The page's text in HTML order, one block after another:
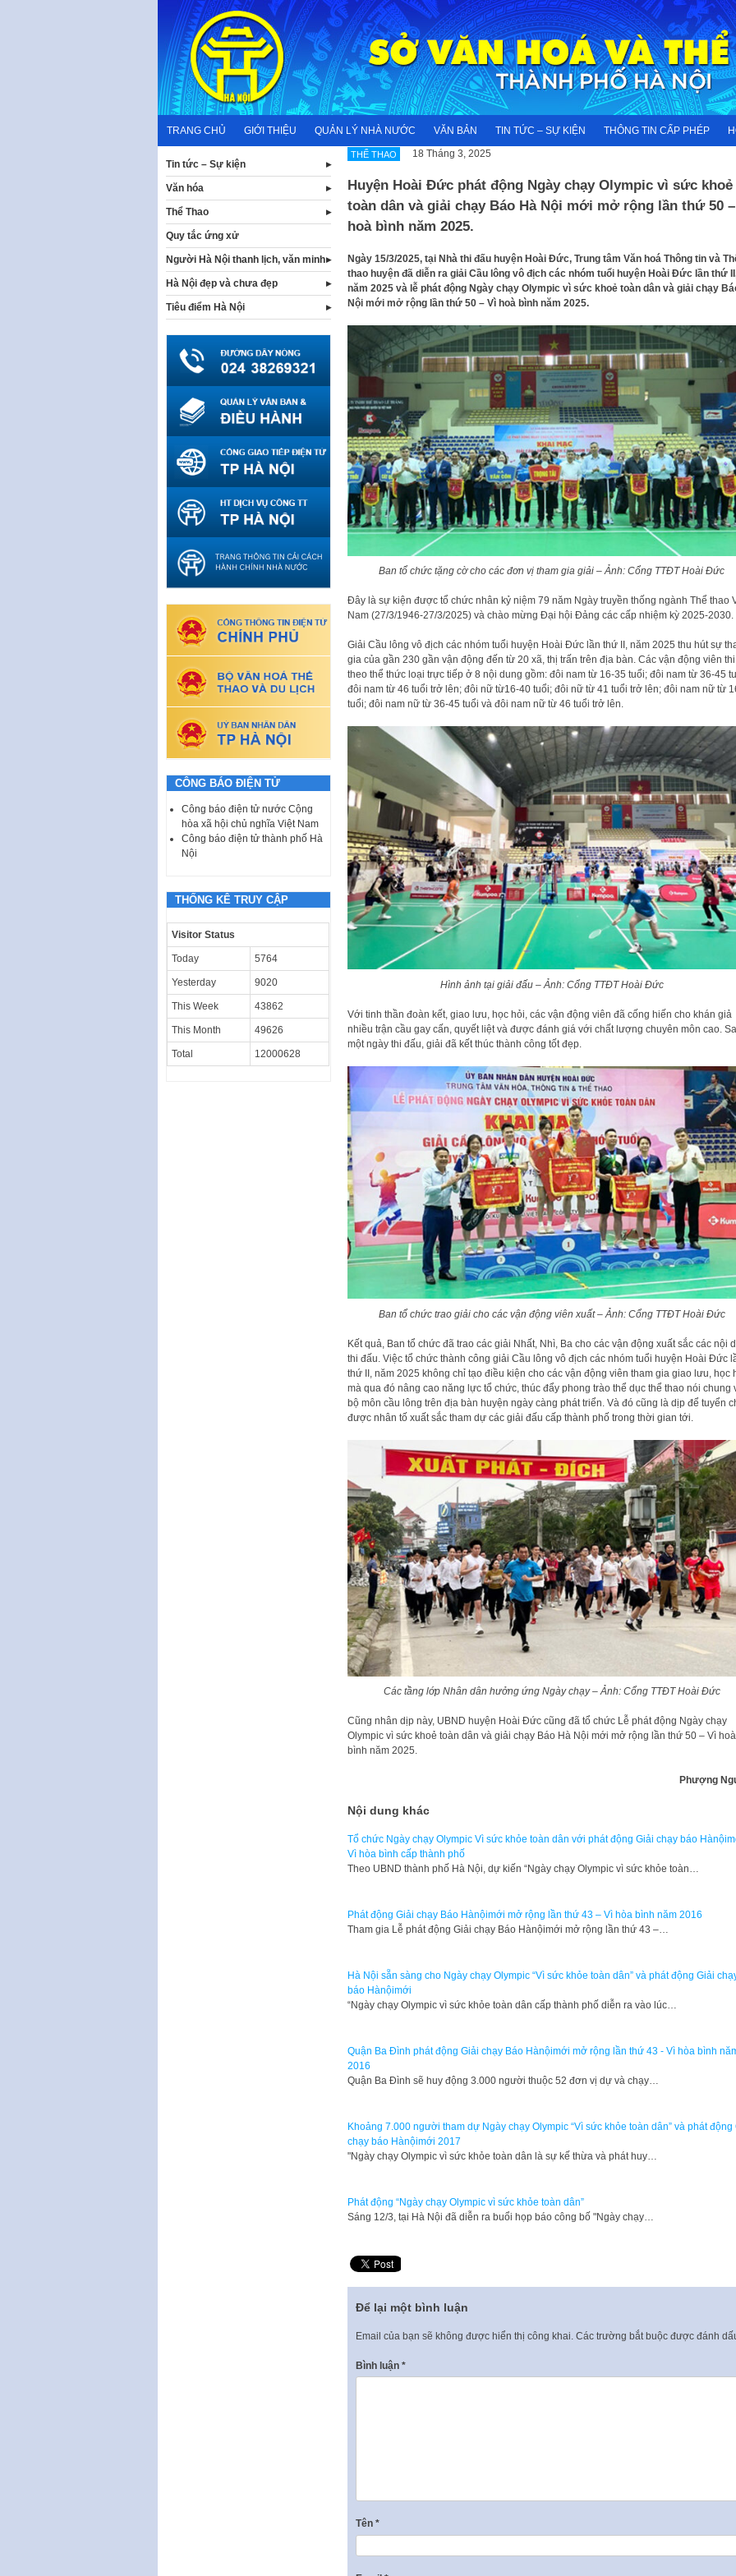
content
TRANG CHỦ GIỚI THIỆU QUẢN LÝ NHÀ NƯỚC VĂN BẢN TIN TỨC – SỰ KIỆN THÔNG TIN CẤP PHÉP
THỂ THAO 18 Tháng 3, 2025
Huyện Hoài Đức phát động Ngày chạy Olympic vì sức khoẻ
toàn dân và giải chạy Báo Hà Nội mới mở rộng lần thứ 50
hoà bình năm 2025.
Ngày 15/3/2025, tại Nhà thi đấu huyện Hoài Đức, Trung tâm Văn hoá Thông tin và
thao huyện đã diễn ra giải Cầu lông vô địch các nhóm tuổi huyện Hoài Đức lần thứ
năm 2025 và lễ phát động Ngày chạy Olympic vì sức khoẻ toàn dân và giải chạy
Nội mới mở rộng lần thứ 50 – Vì hoà bình năm 2025.
Ban tổ chức tặng cờ cho các đơn vị tham gia giải – Ảnh: Cổng TTĐT Hoài Đức
Đây là sự kiện được tổ chức nhân kỷ niệm 79 năm Ngày truyền thống ngành Thể thao
Nam (27/3/1946-27/3/2025) và chào mừng Đại hội Đảng các cấp nhiệm kỳ 2025-2030.
Giải Cầu lông vô địch các nhóm tuổi huyện Hoài Đức lần thứ II, năm 2025 thu hút sự
gia của gần 230 gần vận động đến từ 20 xã, thị trấn trên địa bàn. Các vận động viên
theo thể thức loại trực tiếp ở 8 nội dung gồm: đôi nam từ 16-35 tuổi; đôi nam từ 36-45
đôi nam từ 46 tuổi trở lên; đôi nữ từ16-40 tuổi; đôi nữ từ 41 tuổi trở lên; đôi nam nữ từ
tuổi; đôi nam nữ từ 36-45 tuổi và đôi nam nữ từ 46 tuổi trở lên.
Hình ảnh tại giải đấu – Ảnh: Cổng TTĐT Hoài Đức
Với tinh thần đoàn kết, giao lưu, học hỏi, các vận động viên đã cống hiến cho khán giả
nhiều trận cầu gay cấn, quyết liệt và được đánh giá với chất lượng chuyên môn cao.
một ngày thi đấu, giải đã kết thúc thành công tốt đẹp.
Ban tổ chức trao giải cho các vận động viên xuất – Ảnh: Cổng TTĐT Hoài Đức
Kết quả, Ban tổ chức đã trao các giải Nhất, Nhì, Ba cho các vận động xuất sắc các nội
thi đấu. Việc tổ chức thành công giải Cầu lông vô địch các nhóm tuổi huyện Hoài Đức
thứ II, năm 2025 không chỉ tạo điều kiện cho các vận động viên tham gia giao lưu, học
mà qua đó nâng cao năng lực tổ chức, thúc đẩy phong trào thể dục thể thao nói chung
bộ môn cầu lông trên địa bàn huyện ngày càng phát triển. Và đó cũng là dịp để tuyển
được nhân tố xuất sắc tham dự các giải đấu cấp thành phố trong thời gian tới.
Các tầng lớp Nhân dân hưởng ứng Ngày chạy – Ảnh: Cổng TTĐT Hoài Đức
Cũng nhân dịp này, UBND huyện Hoài Đức cũng đã tổ chức Lễ phát động Ngày chạy
Olympic vì sức khoẻ toàn dân và giải chạy Báo Hà Nội mới mở rộng lần thứ 50 – Vì hoà
bình năm 2025.
Phượng
Nội dung khác
Tổ chức Ngày chạy Olympic Vì sức khỏe toàn dân với phát động Giải chạy báo
Vì hòa bình cấp thành phố
Theo UBND thành phố Hà Nội, dự kiến “Ngày chạy Olympic vì sức khỏe toàn…
Phát động Giải chạy Báo Hànộimới mở rộng lần thứ 43 – Vì hòa bình năm 2016
Tham gia Lễ phát động Giải chạy Báo Hànộimới mở rộng lần thứ 43 –…
Hà Nội sẵn sàng cho Ngày chạy Olympic “Vì sức khỏe toàn dân” và phát động Giải
báo Hànộimới
“Ngày chạy Olympic vì sức khỏe toàn dân cấp thành phố diễn ra vào lúc…
Quận Ba Đình phát động Giải chạy Báo Hànộimới mở rộng lần thứ 43 - Vì hòa bình
2016
Quận Ba Đình sẽ huy động 3.000 người thuộc 52 đơn vị dự và chạy…
Khoảng 7.000 người tham dự Ngày chạy Olympic “Vì sức khỏe toàn dân” và phát động
chạy báo Hànộimới 2017
"Ngày chạy Olympic vì sức khỏe toàn dân là sự kế thừa và phát huy…
Phát động “Ngày chạy Olympic vì sức khỏe toàn dân”
​Sáng 12/3, tại Hà Nội đã diễn ra buổi họp báo công bố "Ngày chạy…
Để lại một bình luận
Email của bạn sẽ không được hiển thị công khai. Các trường bắt buộc được đánh
Bình luận *
Tên *
Tin tức – Sự kiện
Văn hóa
Thể Thao
Quy tắc ứng xử
Người Hà Nội thanh lịch, văn minh
Hà Nội đẹp và chưa đẹp
Tiêu điểm Hà Nội
CÔNG BÁO ĐIỆN TỬ
Công báo điện tử nước Cộng
hòa xã hội chủ nghĩa Việt Nam
Công báo điện tử thành phố Hà
Nội
THỐNG KÊ TRUY CẬP
Visitor Status
Today 5764
Yesterday 9020
This Week 43862
This Month 49626
Total 12000628